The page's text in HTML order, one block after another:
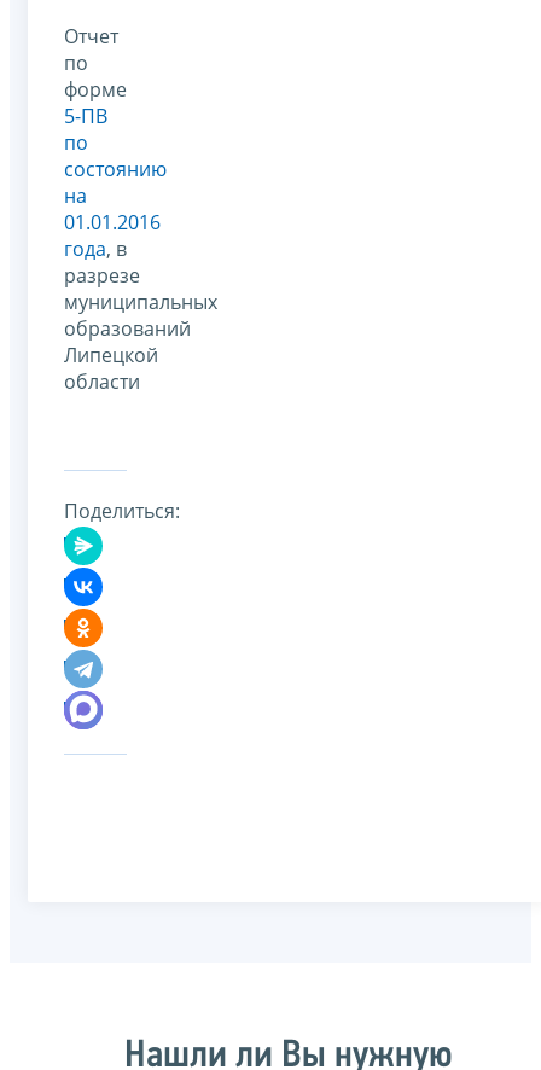
Отчет
по
форме
5-ПВ
по
состоянию
на
01.01.2016
года, в
разрезе
муниципальных
образований
Липецкой
области
Поделиться:
Нашли ли Вы нужную